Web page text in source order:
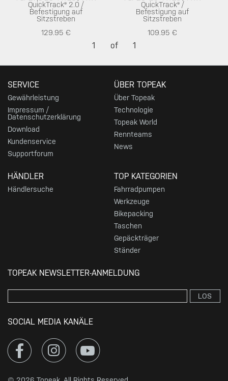
QuickTrack® 2.0 /
Befestigung auf
Sitzstreben
129.95 €
QuickTrack® /
Befestigung auf
Sitzstreben
109.95 €
1 of 1
SERVICE
Gewährleistung
Impressum /
Datenschutzerklärung
Download
Kundenservice
Supportforum
ÜBER TOPEAK
Über Topeak
Technologie
Topeak World
Rennteams
News
HÄNDLER
Händlersuche
TOP KATEGORIEN
Fahrradpumpen
Werkzeuge
Bikepacking
Taschen
Gepäckträger
Ständer
TOPEAK NEWSLETTER-ANMELDUNG
LOS
SOCIAL MEDIA KANÄLE